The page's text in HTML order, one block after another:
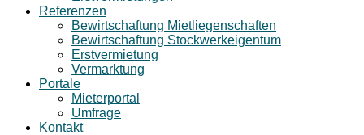
Referenzen
Bewirtschaftung Mietliegenschaften
Bewirtschaftung Stockwerkeigentum
Erstvermietung
Vermarktung
Portale
Mieterportal
Umfrage
Kontakt